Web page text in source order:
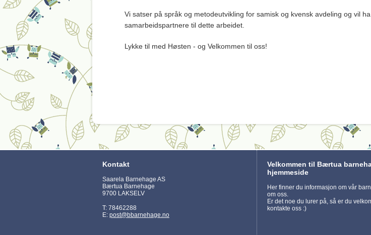
Vi satser på språk og metodeutvikling for samisk og kvensk avdeling og vil ha
samarbeidspartnere til dette arbeidet.
Lykke til med Høsten - og Velkommen til oss!
Kontakt
Saarela Barnehage AS
Bærtua Barnehage
9700 LAKSELV
T: 78462288
E: post@bbarnehage.no
Velkommen til Bærtua
hjemmeside
Her finner du informasjon om vår
om oss.
Er det noe du lurer på, så er du
kontakte oss :)